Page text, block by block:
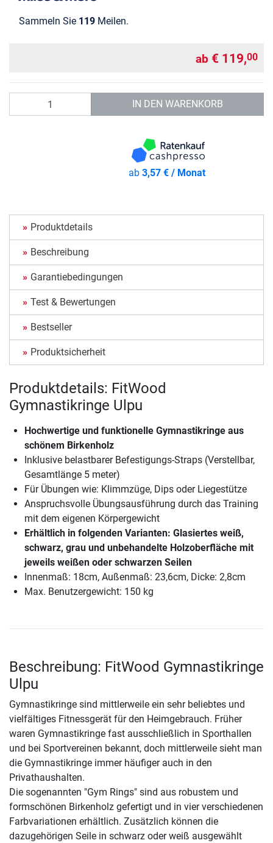
Sammeln Sie 119 Meilen.
ab € 119,00
IN DEN WARENKORB
ab3,57 € / Monat
Produktdetails
Beschreibung
Garantiebedingungen
Test & Bewertungen
Bestseller
Produktsicherheit
Produktdetails: FitWood
Gymnastikringe Ulpu
Hochwertige und funktionelle Gymnastikringe aus
schönem Birkenholz
Inklusive belastbarer Befestigungs-Straps (Verstellbar,
Gesamtlänge 5 meter)
Für Übungen wie: Klimmzüge, Dips oder Liegestütze
Anspruchsvolle Übungsausführung durch das Training
mit dem eigenen Körpergewicht
Erhältlich in folgenden Varianten: Glasiertes weiß,
schwarz, grau und unbehandelte Holzoberfläche mit
jeweils weißen oder schwarzen Seilen
Innenmaß: 18cm, Außenmaß: 23,6cm, Dicke: 2,8cm
Max. Benutzergewicht: 150 kg
Beschreibung: FitWood Gymnastikringe
Ulpu
Gymnastikringe sind mittlerweile ein sehr beliebtes und
vielfältiges Fitnessgerät für den Heimgebrauch. Früher
waren Gymnastikringe fast ausschließlich in Sporthallen
und bei Sportvereinen bekannt, doch mittlerweile sieht man
die Gymnastikringe immer häufiger auch in den
Privathaushalten.
Die sogenannten "Gym Rings" sind aus robustem und
formschönen Birkenholz gefertigt und in vier verschiedenen
Farbvariationen erhältlich. Zusätzlich können die
dazugehörigen Seile in schwarz oder weiß ausgewählt